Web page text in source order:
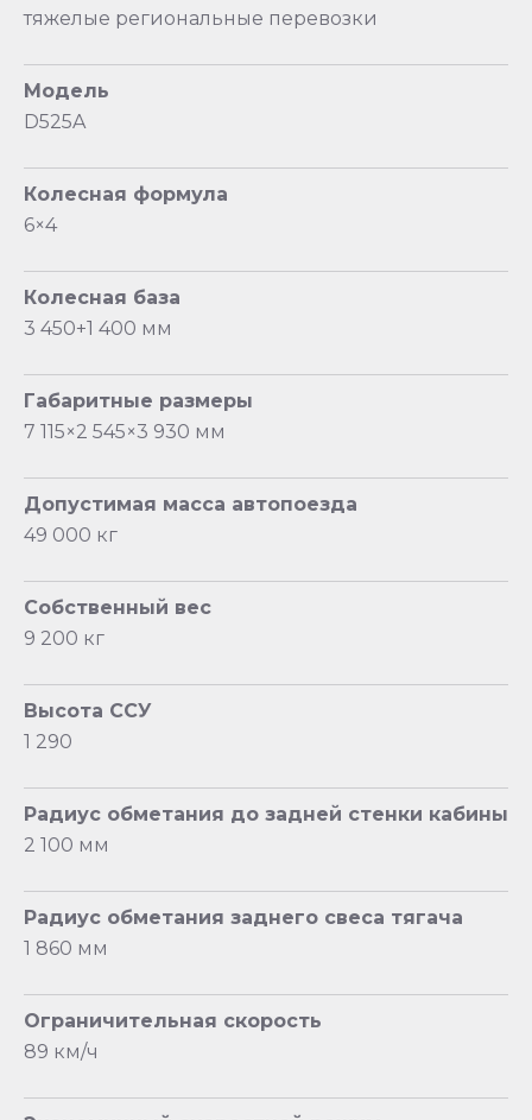
тяжелые региональные перевозки
Модель
D525A
Колесная формула
6×4
Колесная база
3 450+1 400 мм
Габаритные размеры
7 115×2 545×3 930 мм
Допустимая масса автопоезда
49 000 кг
Собственный вес
9 200 кг
Высота ССУ
1 290
Радиус обметания до задней стенки кабины
2 100 мм
Радиус обметания заднего свеса тягача
1 860 мм
Ограничительная скорость
89 км/ч